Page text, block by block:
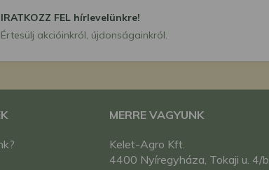
IRATKOZZ FEL hírlevelünkre!
Értesülj akcióinkról, újdonságainkról.
MERRE VAGYUNK
Kelet-Agro Kft.
4400 Nyíregyháza, Tokaji u. 4/b